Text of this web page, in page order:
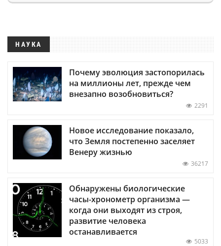
НАУКА
Почему эволюция застопорилась
на миллионы лет, прежде чем
внезапно возобновиться?
2291
Новое исследование показало,
что Земля постепенно заселяет
Венеру жизнью
36217
Обнаружены биологические
часы-хронометр организма —
когда они выходят из строя,
развитие человека
останавливается
5033